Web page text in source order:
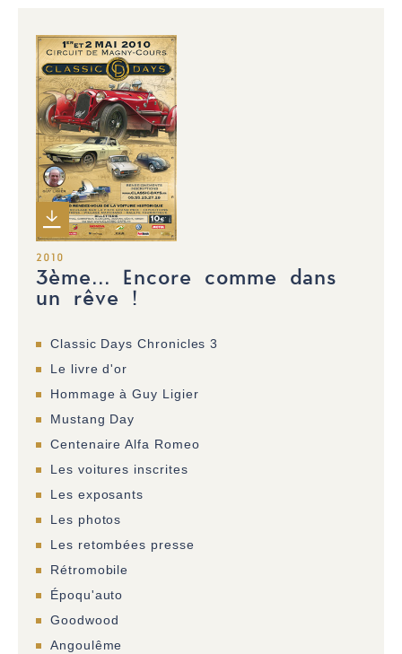
2010
3ème... Encore comme dans
un rêve !
Classic Days Chronicles 3
Le livre d'or
Hommage à Guy Ligier
Mustang Day
Centenaire Alfa Romeo
Les voitures inscrites
Les exposants
Les photos
Les retombées presse
Rétromobile
Époqu'auto
Goodwood
Angoulême